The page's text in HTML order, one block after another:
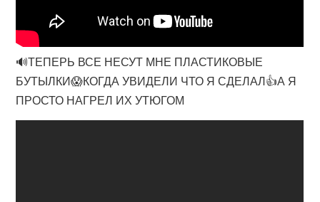
🔊ТЕПЕРЬ ВСЕ НЕСУТ МНЕ ПЛАСТИКОВЫЕ
БУТЫЛКИ😱КОГДА УВИДЕЛИ ЧТО Я СДЕЛАЛ👍А Я
ПРОСТО НАГРЕЛ ИХ УТЮГОМ